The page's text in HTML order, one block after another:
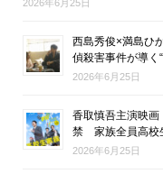
2026年6月25日
西島秀俊×満島ひ
偵殺害事件が導く
2026年6月25日
香取慎吾主演映
禁 家族全員高校
2026年6月25日